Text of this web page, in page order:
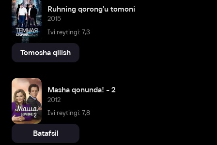
Ruhning qorong'u tomoni
2015
Ivi reytingi: 7,3
Tomosha qilish
Masha qonunda! - 2
2012
Ivi reytingi: 7,8
Batafsil